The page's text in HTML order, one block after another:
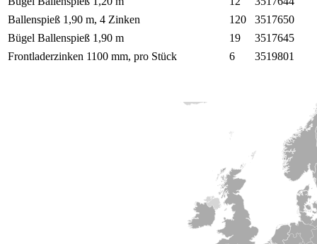
Ballenspieß 1,90 m, 4 Zinken
120
3517650
Bügel Ballenspieß 1,90 m
19
3517645
Frontladerzinken 1100 mm, pro Stück
6 3519801